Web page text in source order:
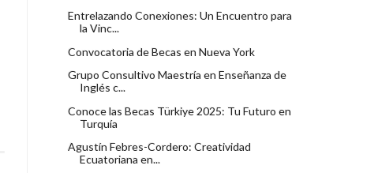
Entrelazando Conexiones: Un Encuentro para
la Vinc...
Convocatoria de Becas en Nueva York
Grupo Consultivo Maestría en Enseñanza de
Inglés c...
Conoce las Becas Türkiye 2025: Tu Futuro en
Turquía
Agustín Febres-Cordero: Creatividad
Ecuatoriana en...